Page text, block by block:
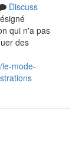
Discuss
qui n'a pas
des
mode-